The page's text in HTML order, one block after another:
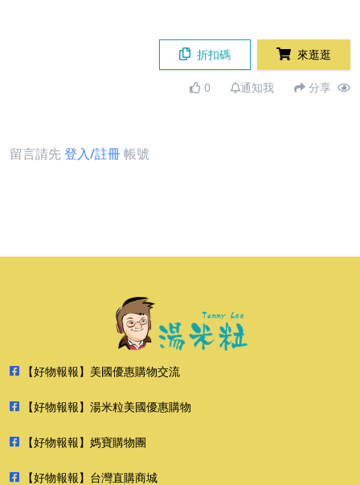
折扣碼 來逛逛
0 通知我 分享
留言請先登入/註冊帳號
【好物報報】美國優惠購物交流
【好物報報】湯米粒美國優惠購物
【好物報報】媽寶購物團
【好物報報】台灣直購商城